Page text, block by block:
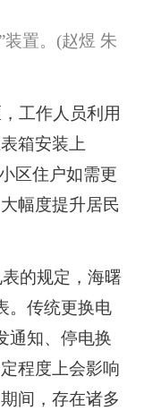
装置。(赵煜 朱
工作人员利用
箱安装上
区住户如需更
幅度提升居民
的规定，海曙
。传统更换电
通知、停电换
程度上会影响
间，存在诸多